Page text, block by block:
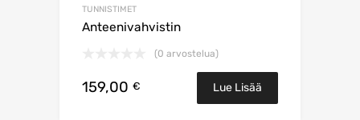
TUNNISTIMET
Anteenivahvistin
(0 arvostelua)
159,00 € Lue Lisää